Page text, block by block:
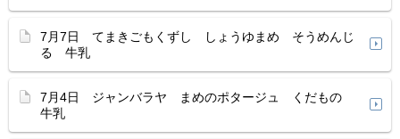
7月7日 てまきごもくずし しょうゆまめ そうめんじ
る 牛乳
7月4日 ジャンバラヤ まめのポタージュ くだもの
牛乳